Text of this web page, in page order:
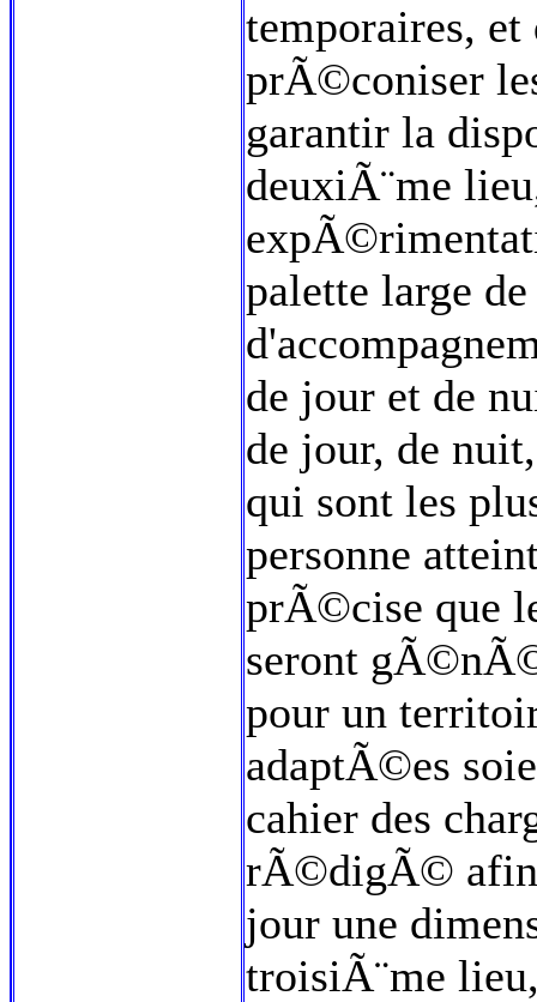
temporaires, et
prÃ©coniser
garantir la
deuxiÃ¨me
palette large
de jour et de
de jour, de
qui sont les
personne
prÃ©cise que
seront
pour un
adaptÃ©es
cahier des
rÃ©digÃ© afin
jour une
troisiÃ¨me